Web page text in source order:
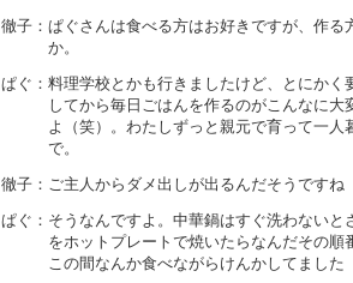
徹子：ぱぐさんは食べる方はお好きですが、作る
か。
ぱぐ：料理学校とかも行きましたけど、とにかく
してから毎日ごはんを作るのがこんなに大
よ（笑）。わたしずっと親元で育って一人
で。
徹子：ご主人からダメ出しが出るんだそうですね
ぱぐ：そうなんですよ。中華鍋はすぐ洗わないと
をホットプレートで焼いたらなんだその順
この間なんか食べながらけんかしてました